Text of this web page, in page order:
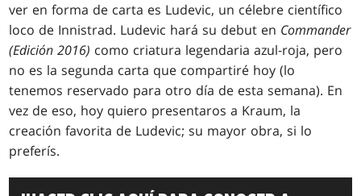
ver en forma de carta es Ludevic, un célebre científico
loco de Innistrad. Ludevic hará su debut en Commander
(Edición 2016) como criatura legendaria azul-roja, pero
no es la segunda carta que compartiré hoy (lo
tenemos reservado para otro día de esta semana). En
vez de eso, hoy quiero presentaros a Kraum, la
creación favorita de Ludevic; su mayor obra, si lo
preferís.